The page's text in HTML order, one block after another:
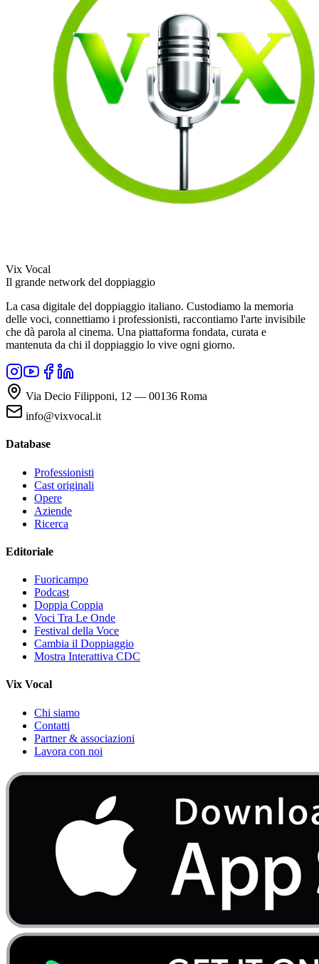
Vix Vocal
Il grande network del doppiaggio
La casa digitale del doppiaggio italiano. Custodiamo la memoria
delle voci, connettiamo i professionisti, raccontiamo l'arte invisibile
che dà parola al cinema. Una piattaforma fondata, curata e
mantenuta da chi il doppiaggio lo vive ogni giorno.
Via Decio Filipponi, 12 — 00136 Roma
info@vixvocal.it
Database
Professionisti
Cast originali
Opere
Aziende
Ricerca
Editoriale
Fuoricampo
Podcast
Doppia Coppia
Voci Tra Le Onde
Festival della Voce
Cambia il Doppiaggio
Mostra Interattiva CDC
Vix Vocal
Chi siamo
Contatti
Partner & associazioni
Lavora con noi